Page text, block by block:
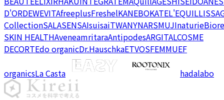
D'ORDEWEVITAfreeplusFreshelKANEBOKATEL'EQUIL
CollectionSALASENSAIsuisaiTWANYNARSMUJInaturieBiore
SKIN HEALTHAveneamritaraAntipodesARGITALCOSME
DECORTEdo organicDr.HauschkaETVOSFEMMUEF
organicsLa Casta hadalabo